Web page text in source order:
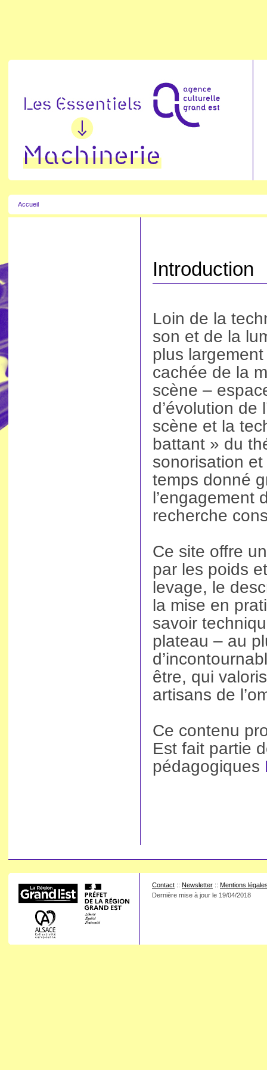
Accueil
Introduction
Loin de la
son et de la
plus
cachée de la
scène –
d’évolution de
scène et la
battant » du
sonorisation
temps donné
l’engagement
recherche
Ce site offre
par les poids
levage, le
la mise en
savoir
plateau – au
être, qui
artisans de
Ce contenu
Est fait partie
pédagogiques
Contact :: Newsletter :: Mentions
Dernière mise à jour le 19/04/2018